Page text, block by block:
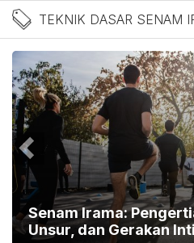
Berita Teknik
TEKNIK DASAR SENAM
Senam Irama:
Unsur, dan Gerakan Inti